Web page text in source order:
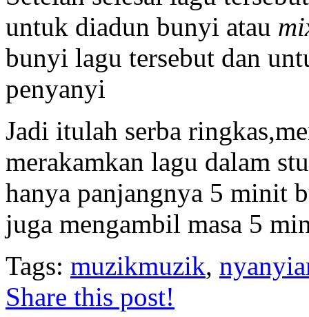
untuk diadun bunyi atau
bunyi lagu tersebut dan
penyanyi
Jadi itulah serba
merakamkan lagu dalam
hanya panjangnya 5 minit
juga mengambil masa 5
Tags: muzikmuzik,
Share this post!